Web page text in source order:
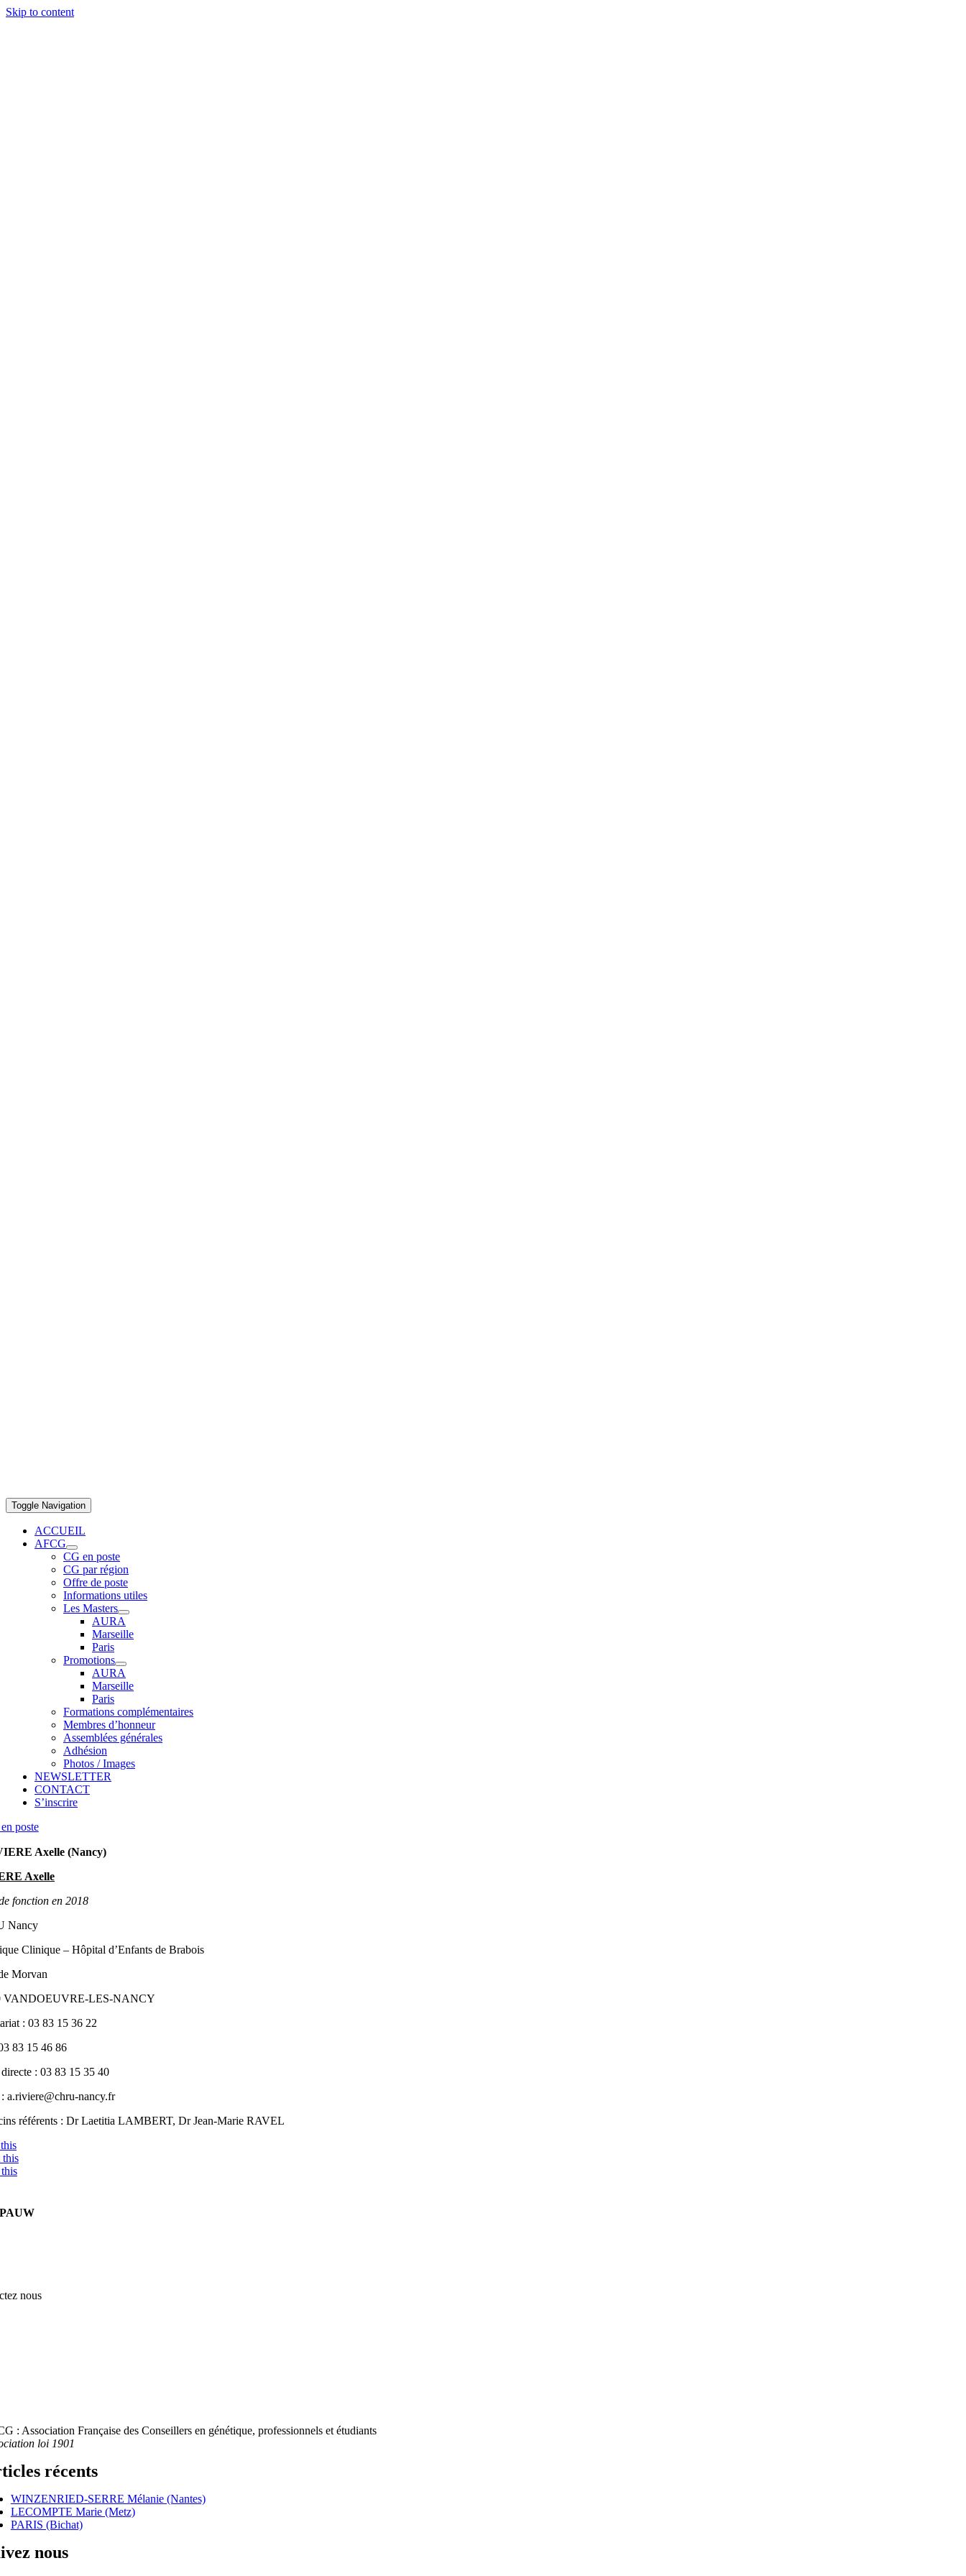
Skip to content
Toggle Navigation
ACCUEIL
AFCG
CG en poste
CG par région
Offre de poste
Informations utiles
Les Masters
AURA
Marseille
Paris
Promotions
AURA
Marseille
Paris
Formations complémentaires
Membres d’honneur
Assemblées générales
Adhésion
Photos / Images
NEWSLETTER
CONTACT
S’inscrire
poste
Axelle (Nancy)
Axelle
fonction en 2018
Nancy
Clinique – Hôpital d’Enfants de Brabois
Morvan
VANDOEUVRE-LES-NANCY
: 03 83 15 36 22
83 15 46 86
: 03 83 15 35 40
a.riviere@chru-nancy.fr
référents : Dr Laetitia LAMBERT, Dr Jean-Marie RAVEL
this
nous
: Association Française des Conseillers en génétique, professionnels et étudiants
loi 1901
récents
WINZENRIED-SERRE Mélanie (Nantes)
LECOMPTE Marie (Metz)
PARIS (Bichat)
nous